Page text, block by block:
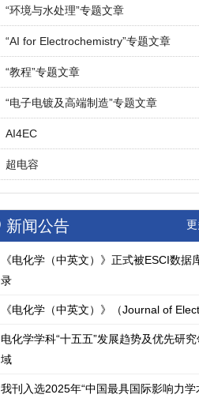
“环境与水处理”专题文章
“AI for Electrochemistry”专题文章
“教程”专题文章
“电子电镀及高端制造”专题文章
AI4EC
超电容
新闻公告
《电化学（中英文）》正式被ESCI数据
录
《电化学（中英文）》（Journal of
电化学学科“十五五”发展趋势及优先研究
域
我刊入选2025年“中国最具国际影响力学